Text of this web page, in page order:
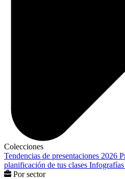
Colecciones
Tendencias de presentaciones 2026
planificación de tus clases Infografías
Por sector